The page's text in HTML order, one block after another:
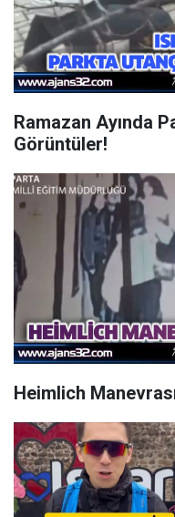
Ramazan Ayında
Görüntüler!
Heimlich